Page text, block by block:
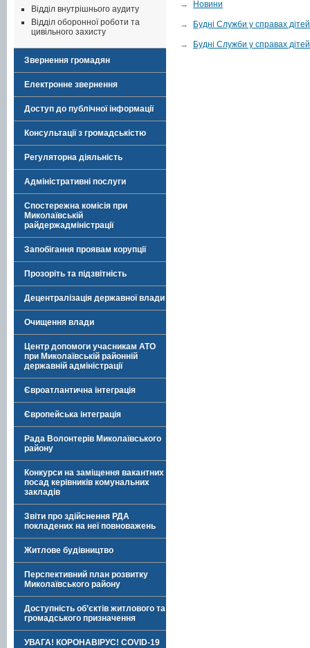
Відділ внутрішнього аудиту
Відділ оборонної роботи та
цивільного захисту
Звернення громадян
Електронне звернення
Доступ до публічної інформації
Консультації з громадськістю
Регуляторна діяльність
Адміністративні послуги
Спостережна комісія при
Миколаївській
райдержадміністрації
Запобігання проявам корупції
Прозоріть та підзвітність
Децентралізація державної влади
Очищення влади
Центр допомоги учасникам АТО
при Миколаївській районній
державній адміністрації
Євроатлантична інтеграція
Європейська інтеграція
Рада Волонтерів Миколаївського
району
Конкурси на заміщення вакантних
посад керівників комунальних
закладів
Звіти про здійснення РДА
покладених на неї повноважень
Житлове будівництво
Перспективний план розвитку
Миколаївського району
Доступність об’єктів житлового та
громадського призначення
УВАГА! КОРОНАВІРУС! COVID-19
→ Новини
→ Будні Служби у справах
→ Будні Служби у справах